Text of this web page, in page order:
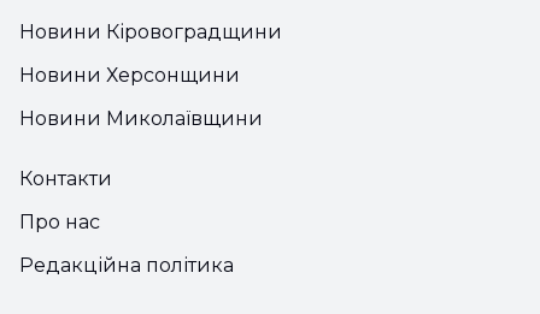
Новини Кіровоградщини
Новини Херсонщини
Новини Миколаївщини
Контакти
Про нас
Редакційна політика